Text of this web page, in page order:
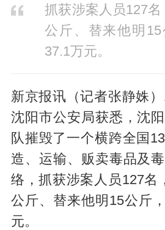
抓获涉案人员127
公斤、替来他明
37.1万元。
新京报讯（记者张静姝
沈阳市公安局获悉，沈
队摧毁了一个横跨全国
造、运输、贩卖毒品及
络，抓获涉案人员127名
公斤、替来他明15公斤
元。